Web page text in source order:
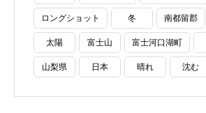
ロングショット 冬 南都留郡
太陽 富士山 富士河口湖町
山梨県 日本 晴れ 沈む